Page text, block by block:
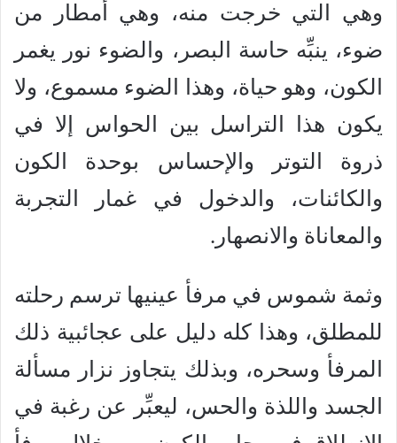
وهي التي خرجت منه، وهي أمطار من
ضوء، ينبِّه حاسة البصر، والضوء نور يغمر
الكون، وهو حياة، وهذا الضوء مسموع، ولا
يكون هذا التراسل بين الحواس إلا في
ذروة التوتر والإحساس بوحدة الكون
والكائنات، والدخول في غمار التجربة
والمعاناة والانصهار.
وثمة شموس في مرفأ عينيها ترسم رحلته
للمطلق، وهذا كله دليل على عجائبية ذلك
المرفأ وسحره، وبذلك يتجاوز نزار مسألة
الجسد واللذة والحس، ليعبِّر عن رغبة في